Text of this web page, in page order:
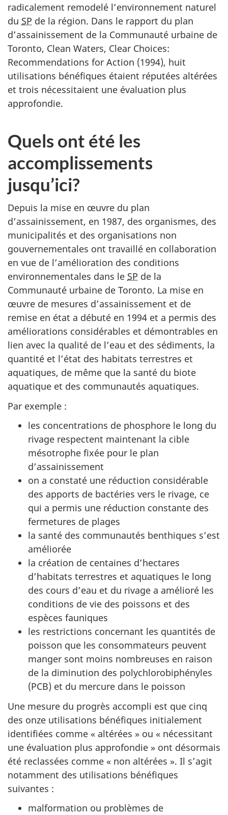
radicalement remodelé l’environnement naturel
du SP de la région. Dans le rapport du plan
d’assainissement de la Communauté urbaine de
Toronto, Clean Waters, Clear Choices:
Recommendations for Action (1994), huit
utilisations bénéfiques étaient réputées altérées
et trois nécessitaient une évaluation plus
approfondie.
Quels ont été les
accomplissements
jusqu’ici?
Depuis la mise en œuvre du plan
d’assainissement, en 1987, des organismes, des
municipalités et des organisations non
gouvernementales ont travaillé en collaboration
en vue de l’amélioration des conditions
environnementales dans le SP de la
Communauté urbaine de Toronto. La mise en
œuvre de mesures d’assainissement et de
remise en état a débuté en 1994 et a permis des
améliorations considérables et démontrables en
lien avec la qualité de l’eau et des sédiments, la
quantité et l’état des habitats terrestres et
aquatiques, de même que la santé du biote
aquatique et des communautés aquatiques.
Par exemple :
les concentrations de phosphore le long du
rivage respectent maintenant la cible
mésotrophe fixée pour le plan
d’assainissement
on a constaté une réduction considérable
des apports de bactéries vers le rivage, ce
qui a permis une réduction constante des
fermetures de plages
la santé des communautés benthiques s’est
améliorée
la création de centaines d’hectares
d’habitats terrestres et aquatiques le long
des cours d’eau et du rivage a amélioré les
conditions de vie des poissons et des
espèces fauniques
les restrictions concernant les quantités de
poisson que les consommateurs peuvent
manger sont moins nombreuses en raison
de la diminution des polychlorobiphényles
(PCB) et du mercure dans le poisson
Une mesure du progrès accompli est que cinq
des onze utilisations bénéfiques initialement
identifiées comme « altérées » ou « nécessitant
une évaluation plus approfondie » ont désormais
été reclassées comme « non altérées ». Il s’agit
notamment des utilisations bénéfiques
suivantes :
malformation ou problèmes de